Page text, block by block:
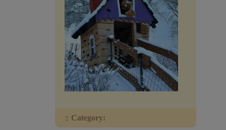
Videos
Veranstaltungen
Baumpaten
Kontakt
Category: